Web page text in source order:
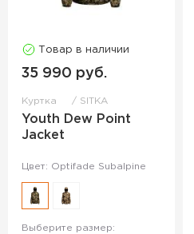
Товар в наличии
35 990 руб.
Куртка SITKA
Youth Dew Point
Jacket
Цвет: Optifade Subalpine
Выберите размер: